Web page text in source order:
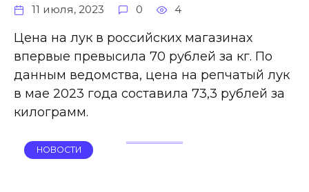
11 июля, 2023 0 4
Цена на лук в российских магазинах
впервые превысила 70 рублей за кг. По
данным ведомства, цена на репчатый лук
в мае 2023 года составила 73,3 рублей за
килограмм.
НОВОСТИ